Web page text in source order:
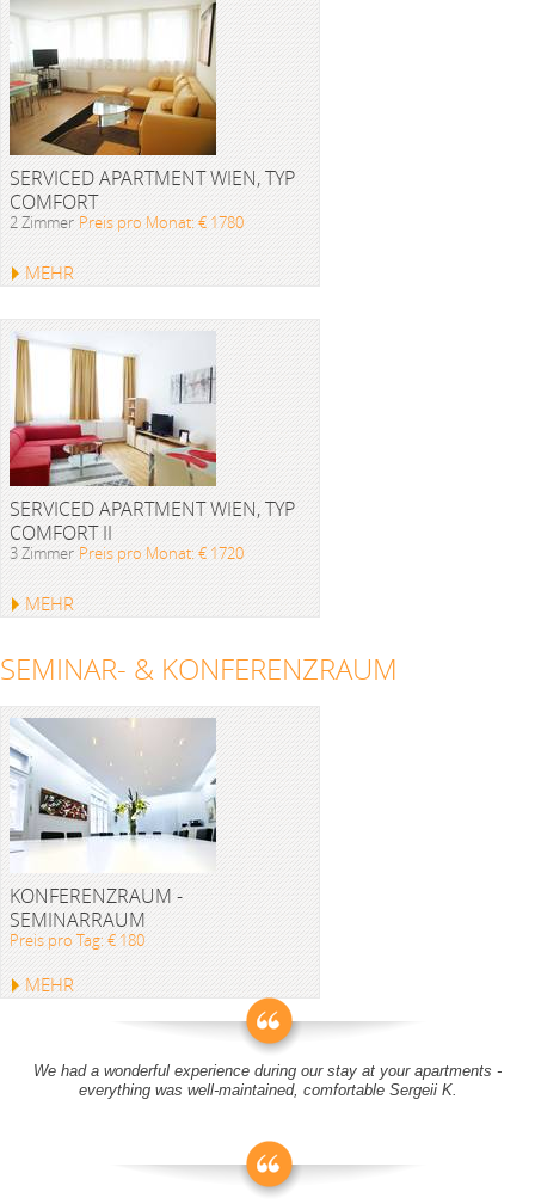
SERVICED APARTMENT WIEN, TYP
COMFORT
2 Zimmer Preis pro Monat: € 1780
MEHR
SERVICED APARTMENT WIEN, TYP
COMFORT II
3 Zimmer Preis pro Monat: € 1720
MEHR
SEMINAR- & KONFERENZRAUM
KONFERENZRAUM -
SEMINARRAUM
Preis pro Tag: € 180
MEHR
We had a wonderful experience during our stay at your apartments -
everything was well-maintained, comfortable Sergeii K.